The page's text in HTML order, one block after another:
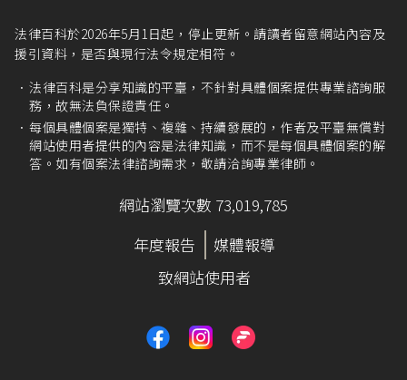
法律百科於2026年5月1日起，停止更新。請讀者留意網站內容及
援引資料，是否與現行法令規定相符。
法律百科是分享知識的平臺，不針對具體個案提供專業諮詢服
務，故無法負保證責任。
每個具體個案是獨特、複雜、持續發展的，作者及平臺無償對
網站使用者提供的內容是法律知識，而不是每個具體個案的解
答。如有個案法律諮詢需求，敬請洽詢專業律師。
網站瀏覽次數 73,019,785
年度報告
媒體報導
致網站使用者